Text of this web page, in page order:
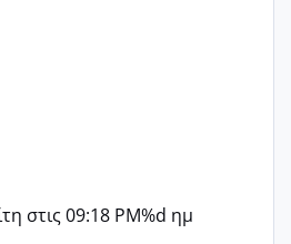
στις 09:18 PM%d ημ